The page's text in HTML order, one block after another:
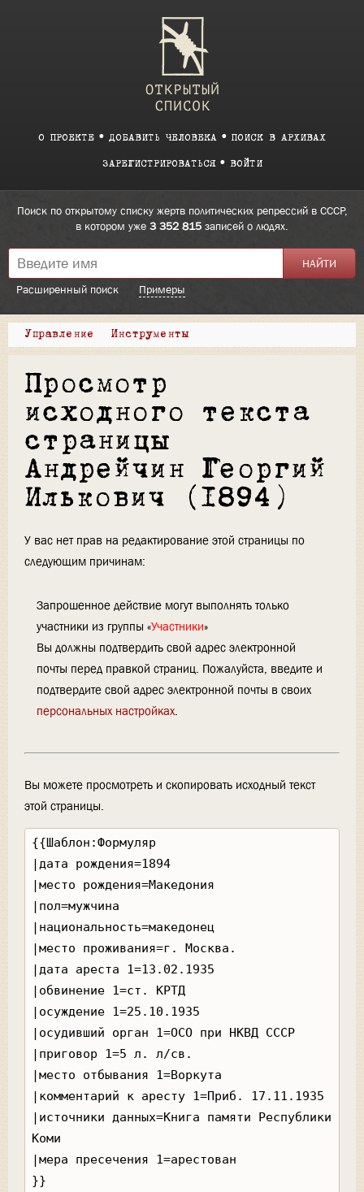
О ПРОЕКТЕ ДОБАВИТЬ ЧЕЛОВЕКА ПОИСК В АРХИВАХ
ЗАРЕГИСТРИРОВАТЬСЯ ВОЙТИ
Поиск по открытому списку жертв политических репрессий в СССР,
в котором уже 3 352 815 записей о людях.
Расширенный поиск Примеры
Управление Инструменты
Просмотр
исходного текста
страницы
Андрейчин Георгий
Илькович (1894)
У вас нет прав на редактирование этой страницы по
следующим причинам:
Запрошенное действие могут выполнять только
участники из группы «Участники»
Вы должны подтвердить свой адрес электронной
почты перед правкой страниц. Пожалуйста, введите и
подтвердите свой адрес электронной почты в своих
персональных настройках.
Вы можете просмотреть и скопировать исходный текст
этой страницы.